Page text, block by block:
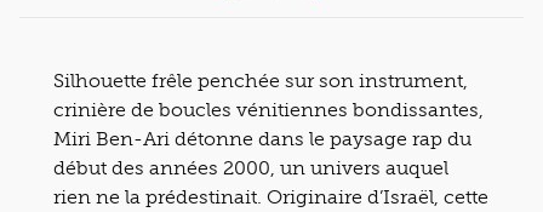
Silhouette frêle penchée sur son instrument,
crinière de boucles vénitiennes bondissantes,
Miri Ben-Ari détonne dans le paysage rap du
début des années 2000, un univers auquel
rien ne la prédestinait. Originaire d’Israël, cette